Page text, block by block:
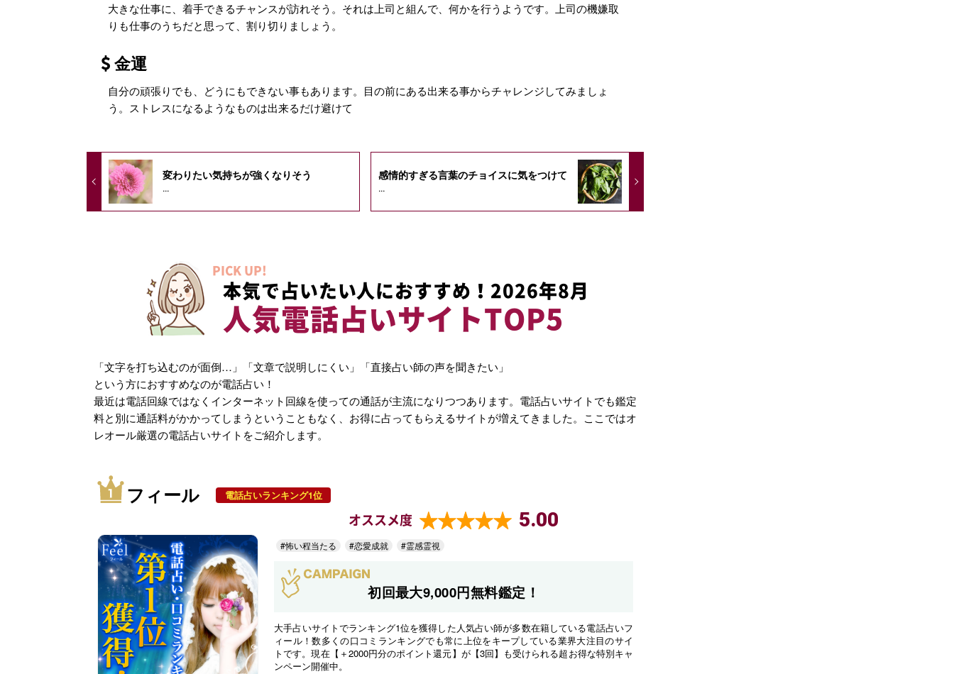
大きな仕事に、着手できるチャンスが訪れそう。それは上司と組んで、何かを行うようです。上司の機嫌取
りも仕事のうちだと思って、割り切りましょう。
金運
自分の頑張りでも、どうにもできない事もあります。目の前にある出来る事からチャレンジしてみましょ
う。ストレスになるようなものは出来るだけ避けて
変わりたい気持ちが強くなりそう
...
感情的すぎる言葉のチョイスに気をつけて
...
PICK UP!
本気で占いたい人におすすめ！2026年8月
人気電話占いサイトTOP5
「文字を打ち込むのが面倒…」「文章で説明しにくい」「直接占い師の声を聞きたい」
という方におすすめなのが電話占い！
最近は電話回線ではなくインターネット回線を使っての通話が主流になりつつあります。電話占いサイトでも鑑定
料と別に通話料がかかってしまうということもなく、お得に占ってもらえるサイトが増えてきました。ここではオ
レオール厳選の電話占いサイトをご紹介します。
フィール 電話占いランキング1位
オススメ度 5.00
#怖い程当たる #恋愛成就 #霊感霊視
初回最大9,000円無料鑑定！
大手占いサイトでランキング1位を獲得した人気占い師が多数在籍している電話占いフ
ィール！数多くの口コミランキングでも常に上位をキープしている業界大注目のサイ
トです。現在【＋2000円分のポイント還元】が【3回】も受けられる超お得な特別キャ
ンペーン開催中。